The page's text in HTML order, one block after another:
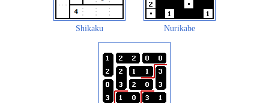
Shikaku Nurikabe